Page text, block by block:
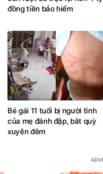
đồng tiền bảo hiểm
Bé gái 11 tuổi bị người tình
của mẹ đánh đập, bắt quỳ
xuyên đêm